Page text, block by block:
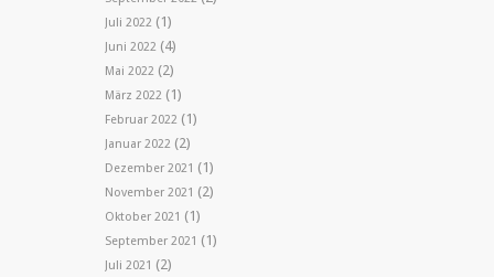
Juli 2022 (1)
Juni 2022 (4)
Mai 2022 (2)
März 2022 (1)
Februar 2022 (1)
Januar 2022 (2)
Dezember 2021 (1)
November 2021 (2)
Oktober 2021 (1)
September 2021 (1)
Juli 2021 (2)